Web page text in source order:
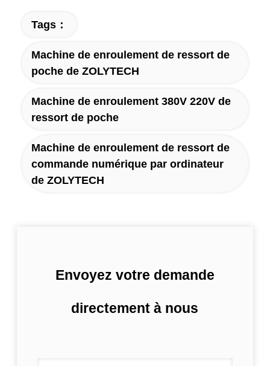
Tags：
Machine de enroulement de ressort de
poche de ZOLYTECH
Machine de enroulement 380V 220V de
ressort de poche
Machine de enroulement de ressort de
commande numérique par ordinateur
de ZOLYTECH
Envoyez votre demande
directement à nous